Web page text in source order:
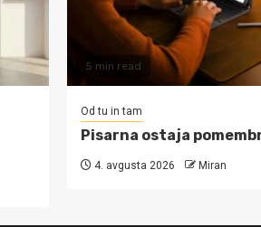
5 min read
Od tu in tam
Pisarna ostaja
4. avgusta 2026 Miran